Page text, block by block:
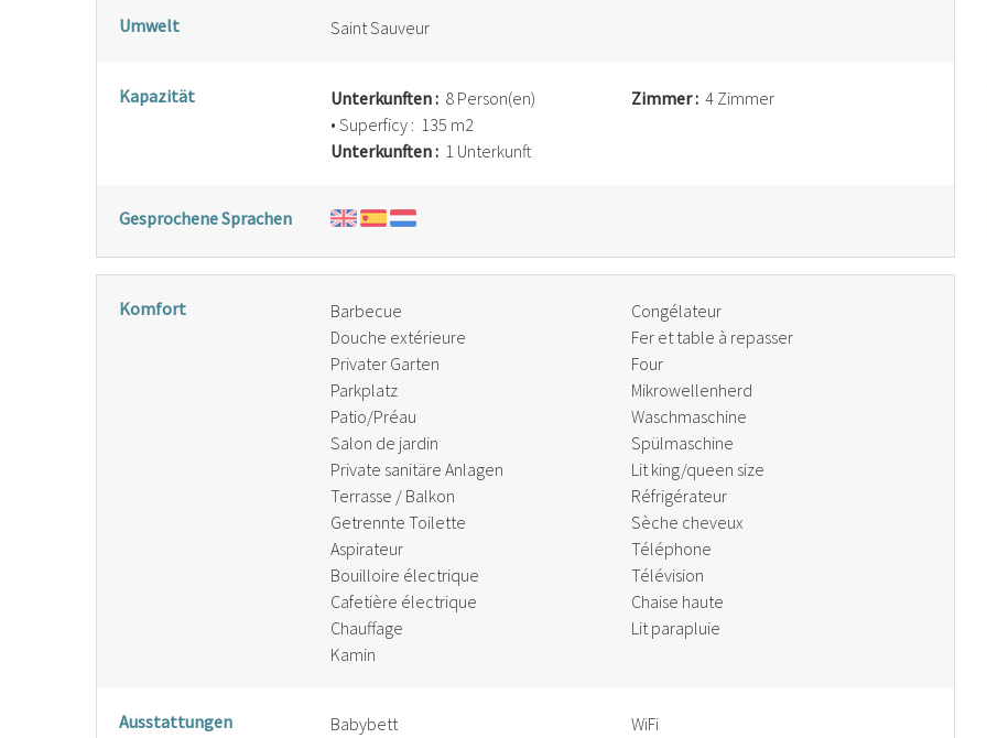
Umwelt Saint Sauveur
Kapazität Unterkunften : 8 Person(en)
• Superficy : 135 m2
Zimmer : 4 Zimmer
Unterkunften : 1 Unterkunft
Gesprochene Sprachen
Komfort
Barbecue
Douche extérieure
Privater Garten
Parkplatz
Patio/Préau
Salon de jardin
Private sanitäre Anlagen
Terrasse / Balkon
Getrennte Toilette
Aspirateur
Bouilloire électrique
Cafetière électrique
Chauffage
Kamin
Congélateur
Fer et table à repasser
Four
Mikrowellenherd
Waschmaschine
Spülmaschine
Lit king/queen size
Réfrigérateur
Sèche cheveux
Téléphone
Télévision
Chaise haute
Lit parapluie
Ausstattungen
Babybett
WiFi